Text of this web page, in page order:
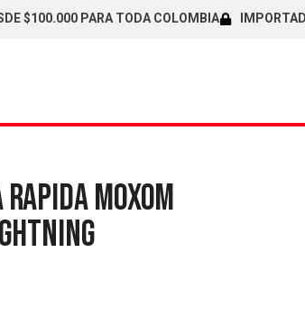
PARA TODA COLOMBIA IMPORTADORES
RAPIDA MOXOM